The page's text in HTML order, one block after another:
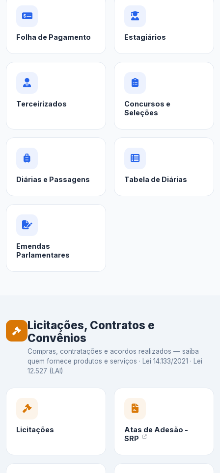
Folha de Pagamento Estagiários
Terceirizados
Concursos e
Seleções
Diárias e Passagens Tabela de Diárias
Emendas
Parlamentares
Licitações, Contratos e
Convênios
Compras, contratações e acordos realizados — saiba
quem fornece produtos e serviços · Lei 14.133/2021 · Lei
12.527 (LAI)
Licitações
Atas de Adesão -
SRP